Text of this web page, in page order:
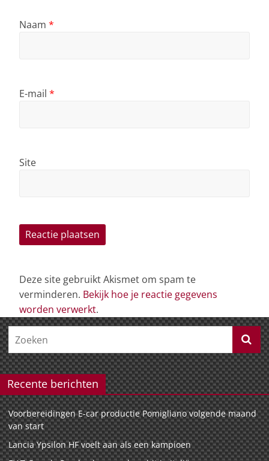
Naam *
E-mail *
Site
Deze site gebruikt Akismet om spam te
verminderen. Bekijk hoe je reactie gegevens
worden verwerkt.
Recente berichten
Voorbereidingen E-car productie Pomigliano volgende maand
van start
Lancia Ypsilon HF voelt aan als een kampioen